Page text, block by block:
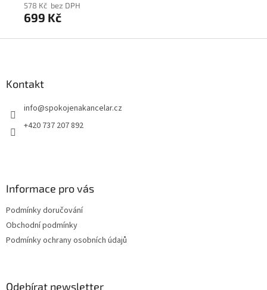
578 Kč bez DPH
699 Kč
Kontakt
info@spokojenakancelar.cz
+420 737 207 892
Informace pro vás
Podmínky doručování
Obchodní podmínky
Podmínky ochrany osobních údajů
Odebírat newsletter